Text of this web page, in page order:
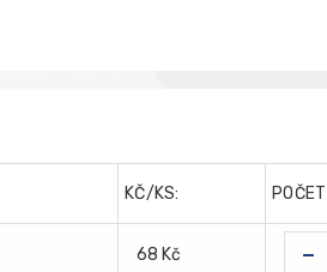
KČ/KS: POČET
68 Kč -